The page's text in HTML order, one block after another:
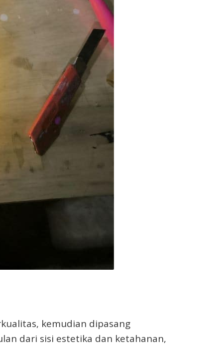
kemudian dipasang
dari sisi estetika dan ketahanan,